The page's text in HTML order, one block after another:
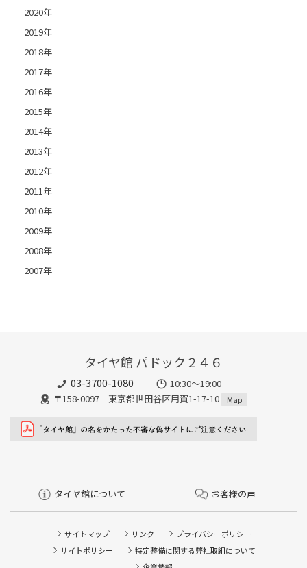
2020年
2019年
2018年
2017年
2016年
2015年
2014年
2013年
2012年
2011年
2010年
2009年
2008年
2007年
タイヤ館 パドック２４６
03-3700-1080
10:30～19:00
〒158-0097 東京都世田谷区用賀1-17-10
Map
タイヤ館について お客様の声
サイトマップ リンク
プライバシーポリシー
サイトポリシー
特定整備に関する弊社取組について